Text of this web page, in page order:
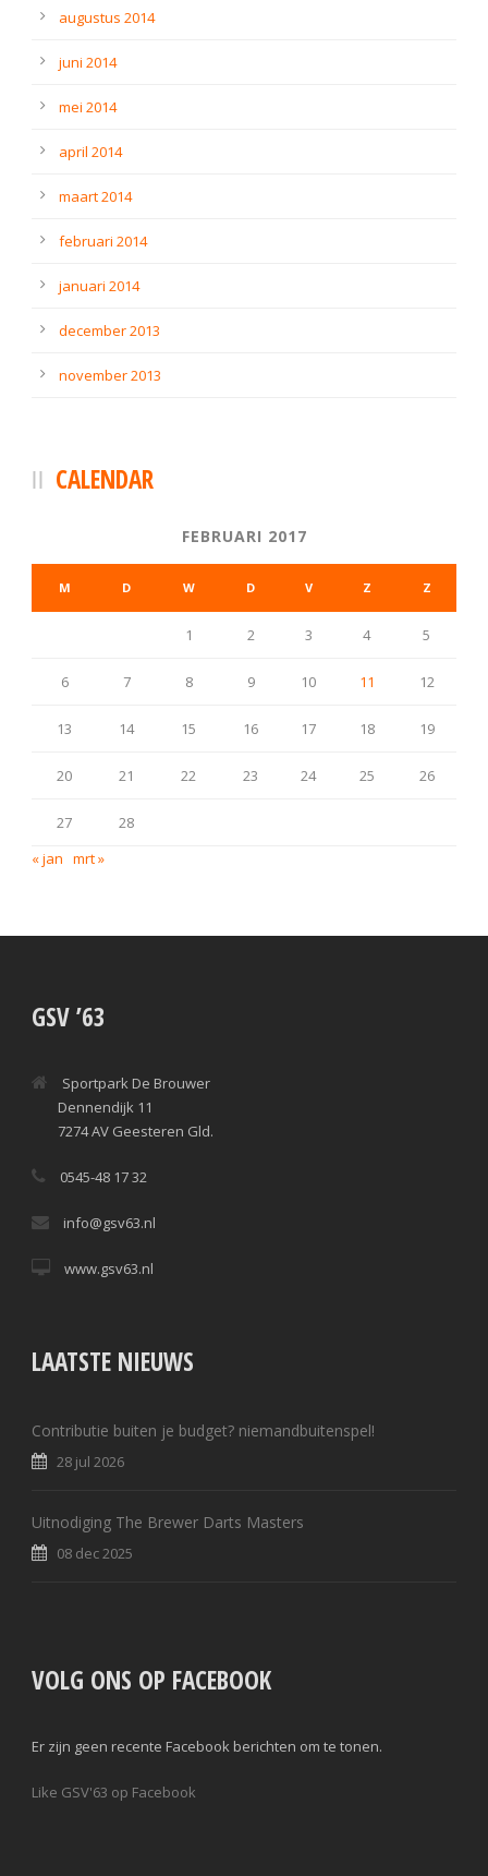
augustus 2014
juni 2014
mei 2014
april 2014
maart 2014
februari 2014
januari 2014
december 2013
november 2013
CALENDAR
FEBRUARI 2017
M D W D V Z Z
1 2 3 4 5
6 7 8 9 10 11 12
13 14 15 16 17 18 19
20 21 22 23 24 25 26
27
28
« jan mrt »
GSV ’63
Sportpark De Brouwer
Dennendijk 11
7274 AV Geesteren Gld.
0545-48 17 32
info@gsv63.nl
www.gsv63.nl
LAATSTE NIEUWS
Contributie buiten je budget? niemandbuitenspel!
28 jul 2026
Uitnodiging The Brewer Darts Masters
08 dec 2025
VOLG ONS OP FACEBOOK
Er zijn geen recente Facebook berichten om te tonen.
Like GSV'63 op Facebook